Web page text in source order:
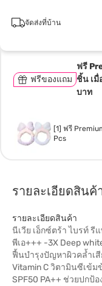
จัดส่งที่บ้าน
ฟรีของแถม
ฟรี
ชิ้น เ
บาท
[1] ฟรี
Pcs
รายละเอียดสินค้
รายละเอียดสินค้า
นีเวีย เอ็กซ์ตร้า ไบรท์ รี
พีเอ+++ -3X Deep
ฟื้นบำรุงปัญหาผิวคล้ำเ
Vitamin C วิตามินซีเข้
SPF50 PA++ ช่วยปกป้